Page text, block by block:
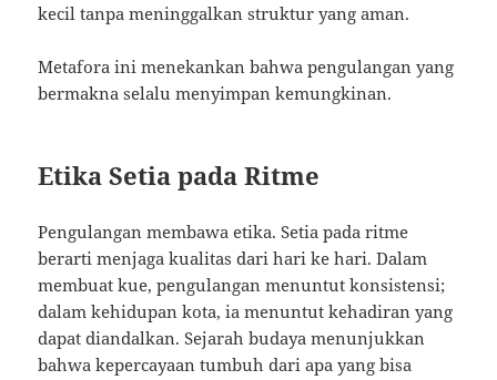
kecil tanpa meninggalkan struktur yang aman.
Metafora ini menekankan bahwa pengulangan yang
bermakna selalu menyimpan kemungkinan.
Etika Setia pada Ritme
Pengulangan membawa etika. Setia pada ritme
berarti menjaga kualitas dari hari ke hari. Dalam
membuat kue, pengulangan menuntut konsistensi;
dalam kehidupan kota, ia menuntut kehadiran yang
dapat diandalkan. Sejarah budaya menunjukkan
bahwa kepercayaan tumbuh dari apa yang bisa